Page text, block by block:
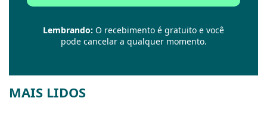
Lembrando: O recebimento é gratuito e você
pode cancelar a qualquer momento.
MAIS LIDOS